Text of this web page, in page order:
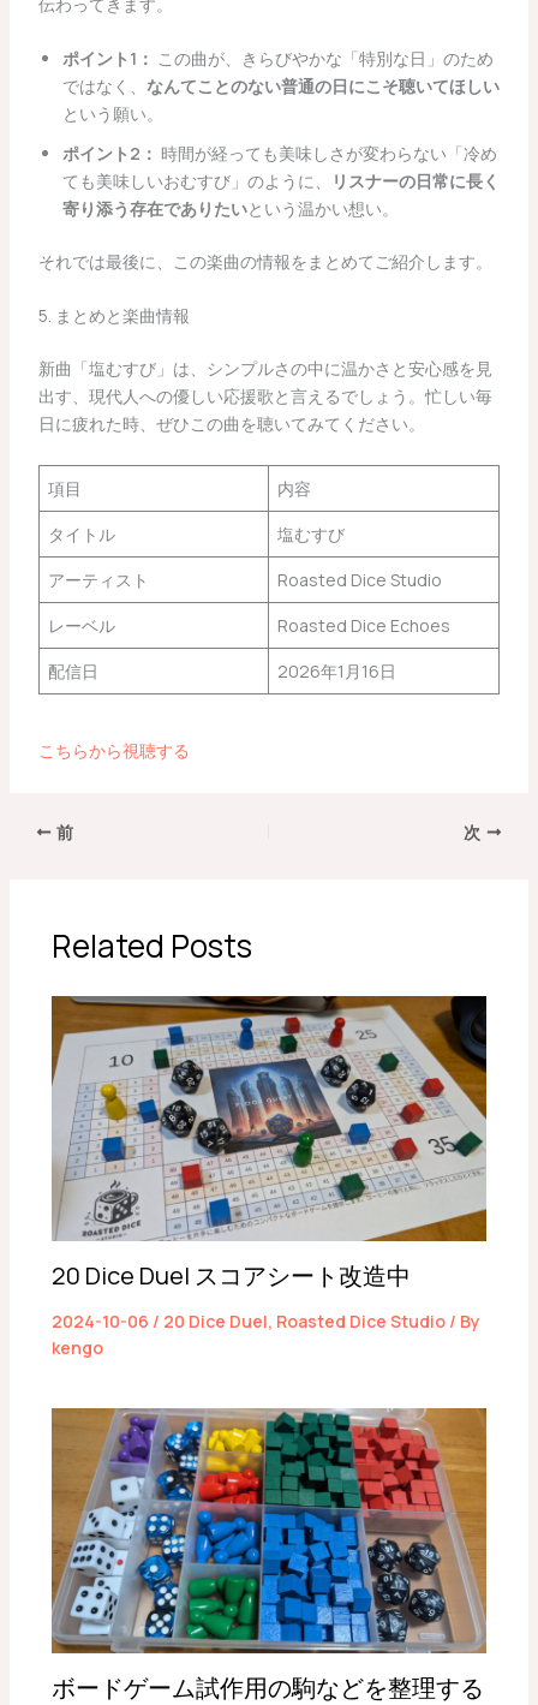
ポイント1： この曲が、きらびやかな「特別な日」のため
ではなく、 なんてことのない普通の日にこそ聴いてほしい
という願い。
ポイント2： 時間が経っても美味しさが変わらない「冷め
ても美味しいおむすび」のように、
リスナーの日常に長く
寄り添う存在でありたいという温かい想い。
それでは最後に、この楽曲の情報をまとめてご紹介します。
5. まとめと楽曲情報
新曲「塩むすび」は、シンプルさの中に温かさと安心感を見
出す、現代人への優しい応援歌と言えるでしょう。忙しい毎
日に疲れた時、ぜひこの曲を聴いてみてください。
項目
内容
タイトル
塩むすび
アーティスト
Roasted Dice Studio
レーベル
Roasted Dice Echoes
配信日
2026年1月16日
こちらから視聴する
前 次
Related Posts
20 Dice Duel スコアシート改造中
2024-10-06 / 20 Dice Duel, Roasted Dice Studio/ By
kengo
ボードゲーム試作用の駒などを整理する